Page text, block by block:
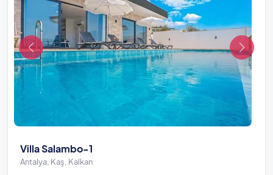
Villa Salambo-1
Antalya, Kaş, Kalkan